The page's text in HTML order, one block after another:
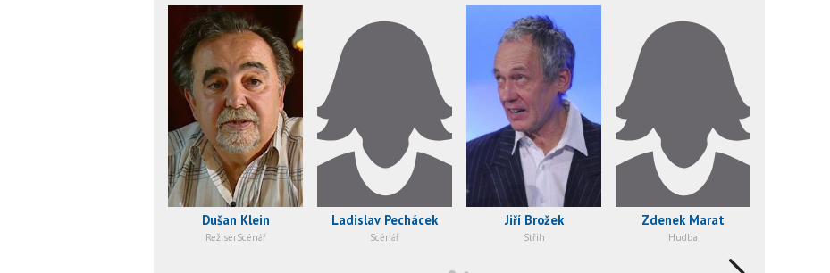
Dušan Klein
RežisérScénář
Ladislav Pechácek
Scénář
Jiří Brožek
Střih
Zdenek Marat
Hudba